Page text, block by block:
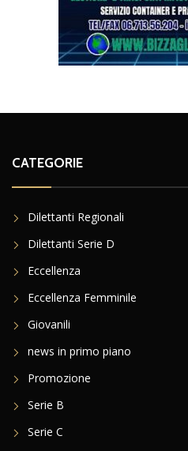
CATEGORIE
Dilettanti Regionali
Dilettanti Serie D
Eccellenza
Eccellenza Femminile
Giovanili
news in primo piano
Promozione
Serie B
Serie C